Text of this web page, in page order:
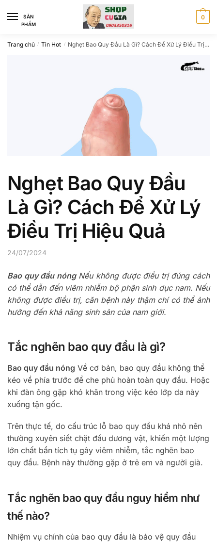
navigation
content
SÀN
PHẨM
0
Trang chủ / Tin Hot / Nghẹt Bao Quy Đầu Là Gì? Cách Để Xử Lý Điều Trị Hiệu Quả
Nghẹt Bao Quy Đầu
Là Gì? Cách Để Xử Lý
Điều Trị Hiệu Quả
24/07/2024
Bao quy đầu nóngNếu không được điều trị đúng cách
có thể dẫn đến viêm nhiễm bộ phận sinh dục nam. Nếu
không được điều trị, căn bệnh này thậm chí có thể ảnh
hưởng đến khả năng sinh sản của nam giới.
Tắc nghẽn bao quy đầu là gì?
Bao quy đầu nóng Về cơ bản, bao quy đầu không thể
kéo về phía trước để che phủ hoàn toàn quy đầu. Hoặc
khi đàn ông gặp khó khăn trong việc kéo lớp da này
xuống tận gốc.
Trên thực tế, do cấu trúc lỗ bao quy đầu khá nhỏ nên
thường xuyên siết chặt đầu dương vật, khiến một lượng
lớn chất bẩn tích tụ gây viêm nhiễm, tắc nghẽn bao
quy đầu. Bệnh này thường gặp ở trẻ em và người già.
Tắc nghẽn bao quy đầu nguy hiểm như
thế nào?
Nhiệm vụ chính của bao quy đầu là bảo vệ quy đầu